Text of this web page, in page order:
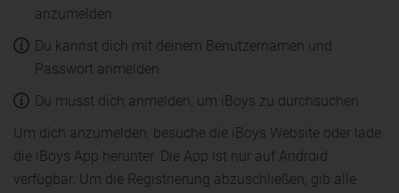
anzumelden
Du kannst dich mit deinem Benutzernamen und
Passwort anmelden
Du musst dich anmelden, um iBoys zu durchsuchen
Um dich anzumelden, besuche die iBoys Website oder lade
die iBoys App herunter. Die App ist nur auf Android
verfügbar. Um die Registrierung abzuschließen, gib alle